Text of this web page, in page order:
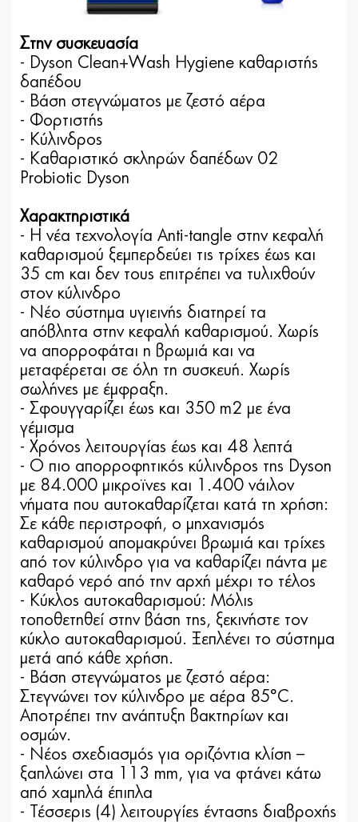
Στην συσκευασία
- Dyson Clean+Wash Hygiene καθαριστής
δαπέδου
- Βάση στεγνώματος με ζεστό αέρα
- Φορτιστής
- Κύλινδρος
- Καθαριστικό σκληρών δαπέδων 02
Probiotic Dyson
Χαρακτηριστικά
- Η νέα τεχνολογία Anti-tangle στην κεφαλή
καθαρισμού ξεμπερδεύει τις τρίχες έως και
35 cm και δεν τους επιτρέπει να τυλιχθούν
στον κύλινδρο
- Νέο σύστημα υγιεινής διατηρεί τα
απόβλητα στην κεφαλή καθαρισμού. Χωρίς
να απορροφάται η βρωμιά και να
μεταφέρεται σε όλη τη συσκευή. Χωρίς
σωλήνες με έμφραξη.
- Σφουγγαρίζει έως και 350 m2 με ένα
γέμισμα
- Χρόνος λειτουργίας έως και 48 λεπτά
- Ο πιο απορροφητικός κύλινδρος της Dyson
με 84.000 μικροϊνες και 1.400 νάιλον
νήματα που αυτοκαθαρίζεται κατά τη χρήση:
Σε κάθε περιστροφή, ο μηχανισμός
καθαρισμού απομακρύνει βρωμιά και τρίχες
από τον κύλινδρο για να καθαρίζει πάντα με
καθαρό νερό από την αρχή μέχρι το τέλος
- Κύκλος αυτοκαθαρισμού: Μόλις
τοποθετηθεί στην βάση της, ξεκινήστε τον
κύκλο αυτοκαθαρισμού. Ξεπλένει το σύστημα
μετά από κάθε χρήση.
- Βάση στεγνώματος με ζεστό αέρα:
Στεγνώνει τον κύλινδρο με αέρα 85°C.
Αποτρέπει την ανάπτυξη βακτηρίων και
οσμών.
- Νέος σχεδιασμός για οριζόντια κλίση –
ξαπλώνει στα 113 mm, για να φτάνει κάτω
από χαμηλά έπιπλα
- Τέσσερις (4) λειτουργίες έντασης διαβροχής